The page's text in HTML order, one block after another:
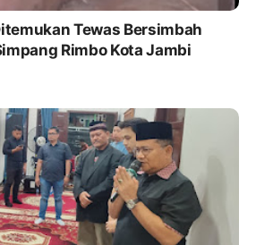
Tewas Bersimbah
Rimbo Kota Jambi